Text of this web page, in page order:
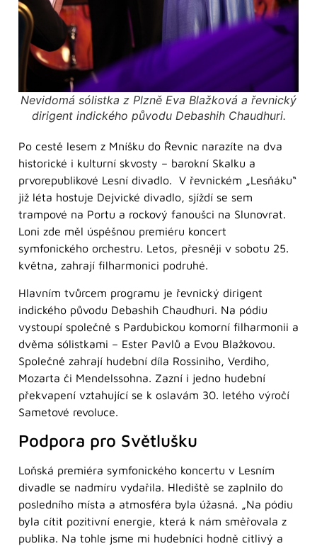
Nevidomá sólistka z Plzně Eva Blažková a řevnický
dirigent indického původu Debashih Chaudhuri.
Po cestě lesem z Mníšku do Řevnic narazíte na dva
historické i kulturní skvosty – barokní Skalku a
prvorepublikové Lesní divadlo. V řevnickém „Lesňáku“
již léta hostuje Dejvické divadlo, sjíždí se sem
trampové na Portu a rockový fanoušci na Slunovrat.
Loni zde měl úspěšnou premiéru koncert
symfonického orchestru. Letos, přesněji v sobotu 25.
května, zahrají filharmonici podruhé.
Hlavním tvůrcem programu je řevnický dirigent
indického původu Debashih Chaudhuri. Na pódiu
vystoupí společně s Pardubickou komorní filharmonii a
dvěma sólistkami – Ester Pavlů a Evou Blažkovou.
Společně zahrají hudební díla Rossiniho, Verdiho,
Mozarta či Mendelssohna. Zazní i jedno hudební
překvapení vztahující se k oslavám 30. letého výročí
Sametové revoluce.
Podpora pro Světlušku
Loňská premiéra symfonického koncertu v Lesním
divadle se nadmíru vydařila. Hlediště se zaplnilo do
posledního místa a atmosféra byla úžasná. „Na pódiu
byla cítit pozitivní energie, která k nám směřovala z
publika. Na tohle jsme mi hudebníci hodně citlivý a